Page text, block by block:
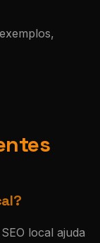
local ajuda